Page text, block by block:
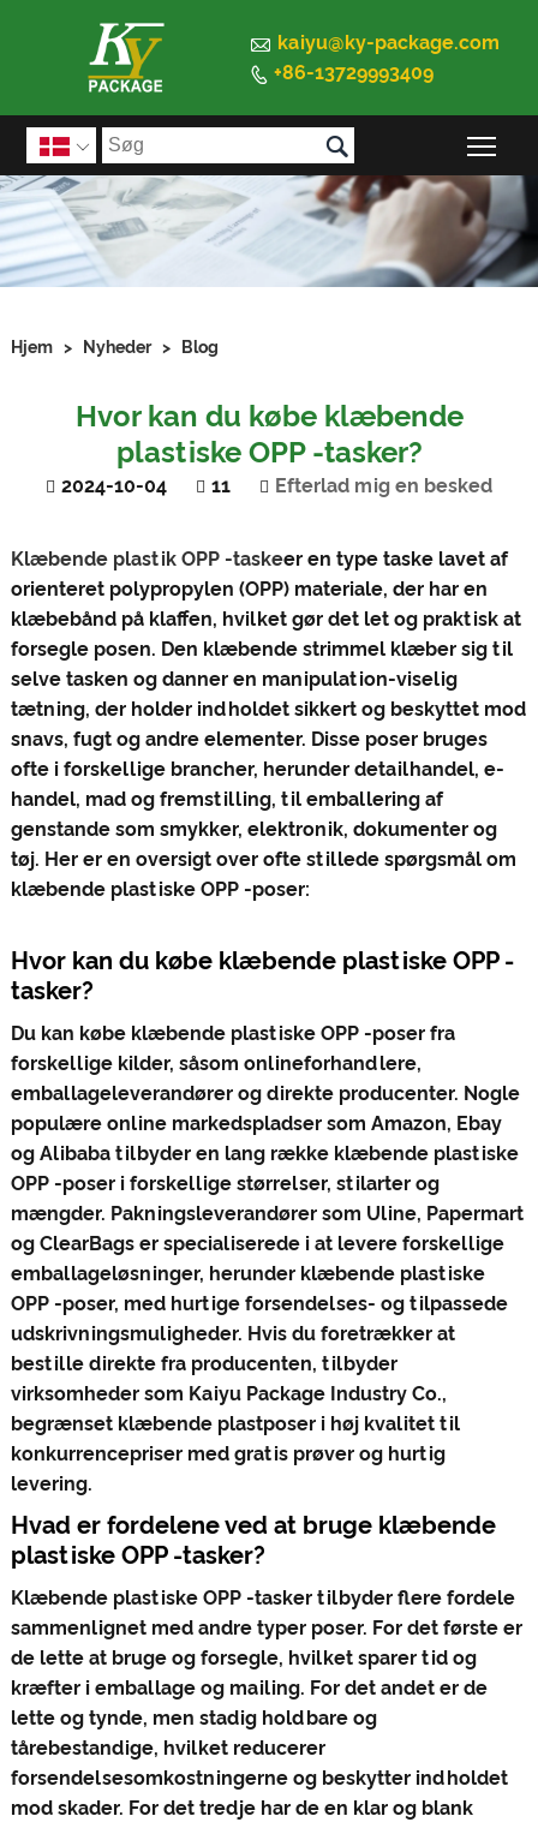
 kaiyu@ky-package.com
 +86-13729993409
 
Hjem > Nyheder > Blog
Hvor kan du købe klæbende
plastiske OPP -tasker?
2024-10-04 11 Efterlad mig en besked
Klæbende plastik OPP -taskeer en type taske lavet af
orienteret polypropylen (OPP) materiale, der har en
klæbebånd på klaffen, hvilket gør det let og praktisk at
forsegle posen. Den klæbende strimmel klæber sig til
selve tasken og danner en manipulation-viselig
tætning, der holder indholdet sikkert og beskyttet mod
snavs, fugt og andre elementer. Disse poser bruges
ofte i forskellige brancher, herunder detailhandel, e-
handel, mad og fremstilling, til emballering af
genstande som smykker, elektronik, dokumenter og
tøj. Her er en oversigt over ofte stillede spørgsmål om
klæbende plastiske OPP -poser:
Hvor kan du købe klæbende plastiske OPP -
tasker?
Du kan købe klæbende plastiske OPP -poser fra
forskellige kilder, såsom onlineforhandlere,
emballageleverandører og direkte producenter. Nogle
populære online markedspladser som Amazon, Ebay
og Alibaba tilbyder en lang række klæbende plastiske
OPP -poser i forskellige størrelser, stilarter og
mængder. Pakningsleverandører som Uline, Papermart
og ClearBags er specialiserede i at levere forskellige
emballageløsninger, herunder klæbende plastiske
OPP -poser, med hurtige forsendelses- og tilpassede
udskrivningsmuligheder. Hvis du foretrækker at
bestille direkte fra producenten, tilbyder
virksomheder som Kaiyu Package Industry Co.,
begrænset klæbende plastposer i høj kvalitet til
konkurrencepriser med gratis prøver og hurtig
levering.
Hvad er fordelene ved at bruge klæbende
plastiske OPP -tasker?
Klæbende plastiske OPP -tasker tilbyder flere fordele
sammenlignet med andre typer poser. For det første er
de lette at bruge og forsegle, hvilket sparer tid og
kræfter i emballage og mailing. For det andet er de
lette og tynde, men stadig holdbare og
tårebestandige, hvilket reducerer
forsendelsesomkostningerne og beskytter indholdet
mod skader. For det tredje har de en klar og blank